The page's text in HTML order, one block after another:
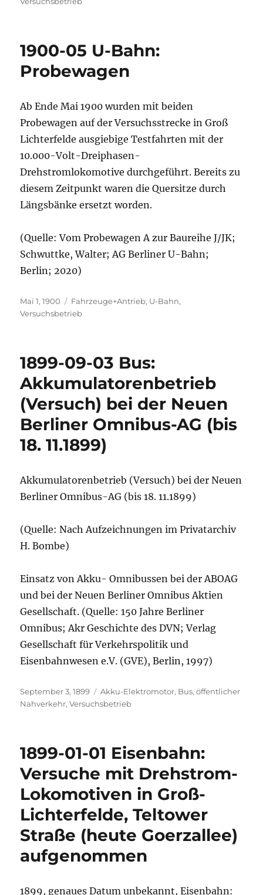
1900-05 U-Bahn:
Probewagen
Ab Ende Mai 1900 wurden mit beiden
Probewagen auf der Versuchsstrecke in Groß
Lichterfelde ausgiebige Testfahrten mit der
10.000-Volt-Dreiphasen-
Drehstromlokomotive durchgeführt. Bereits zu
diesem Zeitpunkt waren die Quersitze durch
Längsbänke ersetzt worden.
(Quelle: Vom Probewagen A zur Baureihe J/JK;
Schwuttke, Walter; AG Berliner U-Bahn;
Berlin; 2020)
Veröffentlicht
am
Mai 1, 1900 Kategorien
Fahrzeuge+Antrieb, U-Bahn,
Versuchsbetrieb
1899-09-03 Bus:
Akkumulatorenbetrieb
(Versuch) bei der Neuen
Berliner Omnibus-AG (bis
18. 11.1899)
Akkumulatorenbetrieb (Versuch) bei der Neuen
Berliner Omnibus-AG (bis 18. 11.1899)
(Quelle: Nach Aufzeichnungen im Privatarchiv
H. Bombe)
Einsatz von Akku- Omnibussen bei der ABOAG
und bei der Neuen Berliner Omnibus Aktien
Gesellschaft. (Quelle: 150 Jahre Berliner
Omnibus; Akr Geschichte des DVN; Verlag
Gesellschaft für Verkehrspolitik und
Eisenbahnwesen e.V. (GVE), Berlin, 1997)
Veröffentlicht
am
September 3, 1899 Kategorien
Akku-Elektromotor, Bus,öffentlicher
Nahverkehr,Versuchsbetrieb
1899-01-01 Eisenbahn:
Versuche mit Drehstrom-
Lokomotiven in Groß-
Lichterfelde, Teltower
Straße (heute Goerzallee)
aufgenommen
1899, genaues Datum unbekannt, Eisenbahn: